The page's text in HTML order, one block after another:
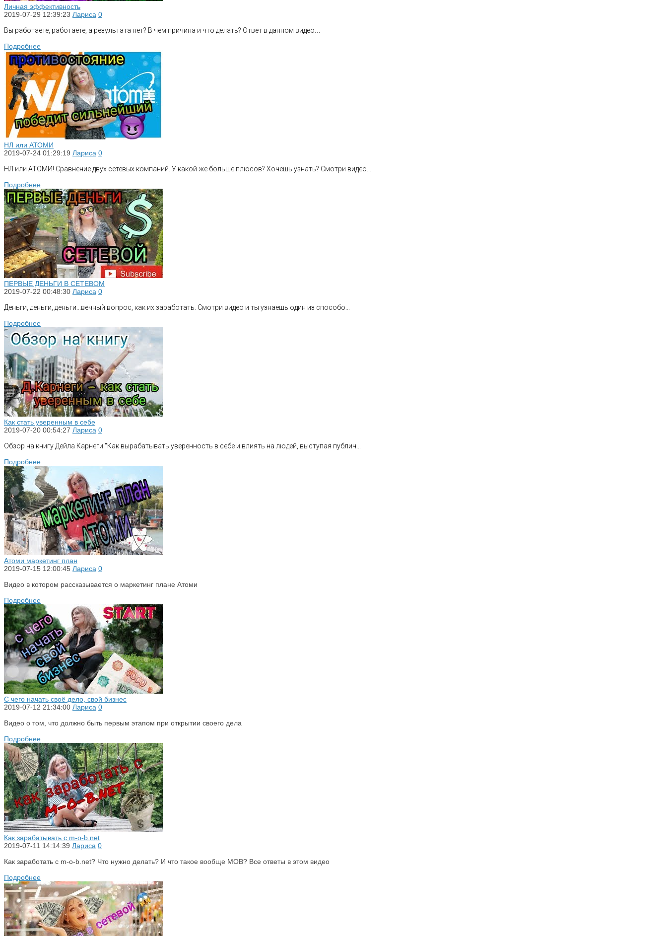
Личная эффективность
2019-07-29 12:39:23 Лариса 0
Вы работаете, работаете, а результата нет? В чем причина и что делать? Ответ в данном видео
Подробнее
НЛ или АТОМИ
2019-07-24 01:29:19 Лариса 0
НЛ или АТОМИ! Сравнение двух сетевых компаний. У какой же больше плюсов? Хочешь узнать? Смотри видео...
Подробнее
ПЕРВЫЕ ДЕНЬГИ В СЕТЕВОМ
2019-07-22 00:48:30 Лариса 0
Деньги, деньги, деньги...вечный вопрос, как их заработать. Смотри видео и ты узнаешь один из способо...
Подробнее
Как стать уверенным в себе
2019-07-20 00:54:27 Лариса 0
Обзор на книгу Дейла Карнеги "Как вырабатывать уверенность в себе и влиять на людей, выступая публич...
Подробнее
Атоми маркетинг план
2019-07-15 12:00:45 Лариса 0
Видео в котором рассказывается о маркетинг плане Атоми
Подробнее
С чего начать своё дело, свой бизнес
2019-07-12 21:34:00 Лариса 0
Видео о том, что должно быть первым этапом при открытии своего дела
Подробнее
Как зарабатывать с m-o-b.net
2019-07-11 14:14:39 Лариса 0
Как заработать с m-o-b.net? Что нужно делать? И что такое вообще МОВ? Все ответы в этом видео
Подробнее